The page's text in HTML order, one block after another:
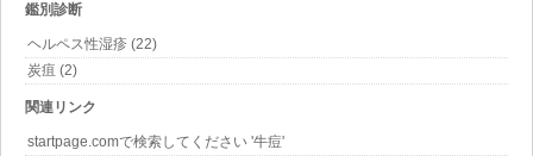
鑑別診断
ヘルペス性湿疹 (22)
炭疽 (2)
関連リンク
startpage.comで検索してください '牛痘'